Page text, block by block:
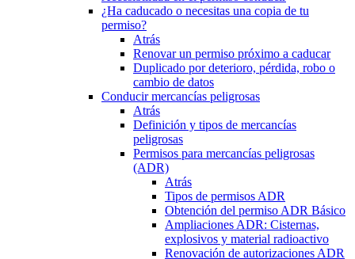
¿Ha caducado o necesitas una copia de tu
permiso?
Atrás
Renovar un permiso próximo a caducar
Duplicado por deterioro, pérdida, robo o
cambio de datos
Conducir mercancías peligrosas
Atrás
Definición y tipos de mercancías
peligrosas
Permisos para mercancías peligrosas
(ADR)
Atrás
Tipos de permisos ADR
Obtención del permiso ADR Básico
Ampliaciones ADR: Cisternas,
explosivos y material radioactivo
Renovación de autorizaciones ADR